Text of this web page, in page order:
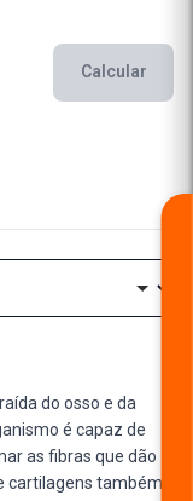
Calcular
do osso e da
é capaz de
as fibras que dão
cartilagens também